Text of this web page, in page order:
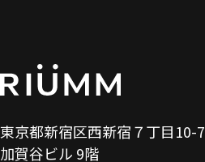
東京都新宿区西新宿７丁目10-7
加賀谷ビル 9階